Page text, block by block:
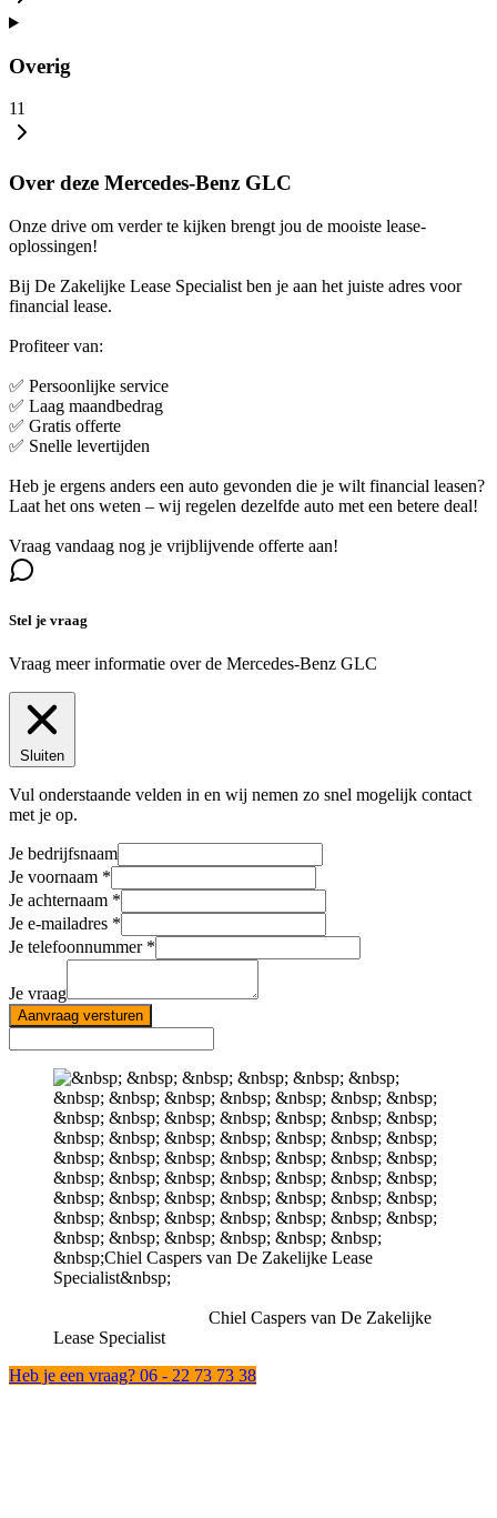
Overig
11
Over deze Mercedes-Benz GLC
Onze drive om verder te kijken brengt jou de mooiste lease-
oplossingen!
Bij De Zakelijke Lease Specialist ben je aan het juiste adres voor
financial lease.
Profiteer van:
✅ Persoonlijke service
✅ Laag maandbedrag
✅ Gratis offerte
✅ Snelle levertijden
Heb je ergens anders een auto gevonden die je wilt financial leasen?
Laat het ons weten – wij regelen dezelfde auto met een betere deal!
Vraag vandaag nog je vrijblijvende offerte aan!
Stel je vraag
Vraag meer informatie over de Mercedes-Benz GLC
Sluiten
Vul onderstaande velden in en wij nemen zo snel mogelijk contact
met je op.
Je bedrijfsnaam
Je voornaam
Je achternaam
Je e-mailadres
Je telefoonnummer
Je vraag
Aanvraag versturen
Chiel Caspers van De Zakelijke
Lease Specialist
Heb je een vraag? 06 - 22 73 73 38